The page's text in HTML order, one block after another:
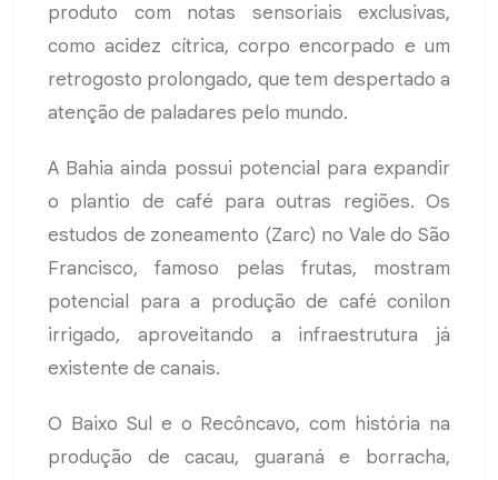
produto com notas sensoriais exclusivas,
como acidez cítrica, corpo encorpado e um
retrogosto prolongado, que tem despertado a
atenção de paladares pelo mundo.
A Bahia ainda possui potencial para expandir
o plantio de café para outras regiões. Os
estudos de zoneamento (Zarc) no Vale do São
Francisco, famoso pelas frutas, mostram
potencial para a produção de café conilon
irrigado, aproveitando a infraestrutura já
existente de canais.
O Baixo Sul e o Recôncavo, com história na
produção de cacau, guaraná e borracha,